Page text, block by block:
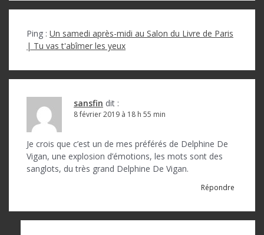
Ping : Un samedi après-midi au Salon du Livre de Paris
| Tu vas t'abîmer les yeux
sansfin dit :
8 février 2019 à 18 h 55 min
Je crois que c’est un de mes préférés de Delphine De
Vigan, une explosion d’émotions, les mots sont des
sanglots, du très grand Delphine De Vigan.
Répondre